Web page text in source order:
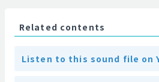
Related contents
Listen to this sound file on